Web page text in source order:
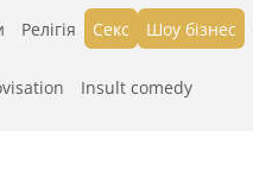
Релігія Секс Шоу бізнес
Insult comedy